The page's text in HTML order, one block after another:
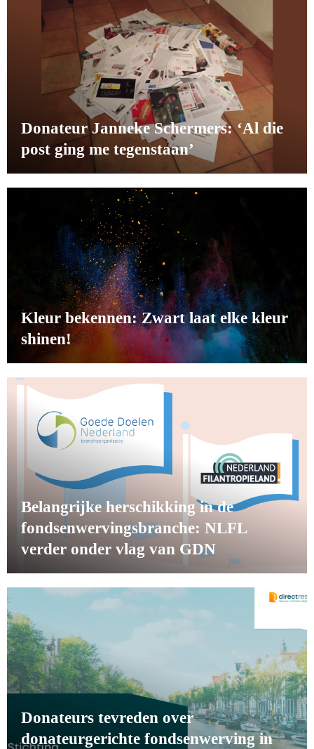
Donateur Janneke Schermers: ‘Al die
post ging me tegenstaan’
Kleur bekennen: Zwart laat elke kleur
shinen!
Belangrijke herschikking in de
fondsenwervingsbranche: NLFL
verder onder vlag van GDN
Donateurs tevreden over
donateurgerichte fondsenwerving in